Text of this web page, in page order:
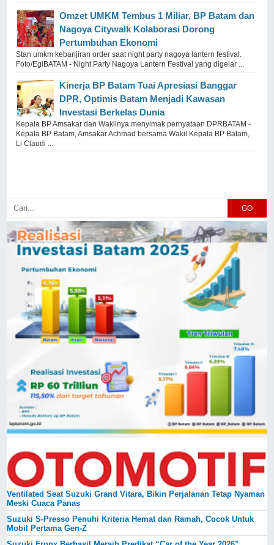
Omzet UMKM Tembus 1 Miliar, BP Batam dan
Nagoya Citywalk Kolaborasi Dorong
Pertumbuhan Ekonomi
Stan umkm kebanjiran order saat night party nagoya lantern festival.
Foto/EgiBATAM - Night Party Nagoya Lantern Festival yang digelar ...
Kinerja BP Batam Tuai Apresiasi Banggar
DPR, Optimis Batam Menjadi Kawasan
Investasi Berkelas Dunia
Kepala BP Amsakar dan Wakilnya menyimak pernyataan DPRBATAM -
Kepala BP Batam, Amsakar Achmad bersama Wakil Kepala BP Batam,
Li Claudi ...
GO
Ventilated Seat Suzuki Grand Vitara, Bikin Perjalanan Tetap Nyaman
Meski Cuaca Panas
Suzuki S-Presso Penuhi Kriteria Hemat dan Ramah, Cocok Untuk
Mobil Pertama Gen-Z